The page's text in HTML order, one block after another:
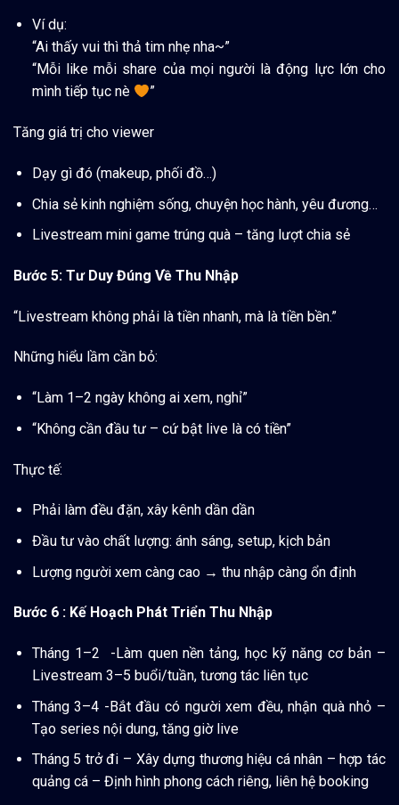
Ví dụ:
“Ai thấy vui thì thả tim nhẹ nha~”
“Mỗi like mỗi share của mọi người là động lực lớn cho
mình tiếp tục nè
”
Tăng giá trị cho viewer
Dạy gì đó (makeup, phối đồ…)
Chia sẻ kinh nghiệm sống, chuyện học hành, yêu đương…
Livestream mini game trúng quà – tăng lượt chia sẻ
Bước 5: Tư Duy Đúng Về Thu Nhập
“Livestream không phải là tiền nhanh, mà là tiền bền.”
Những hiểu lầm cần bỏ:
“Làm 1–2 ngày không ai xem, nghỉ”
“Không cần đầu tư – cứ bật live là có tiền”
Thực tế:
Phải làm đều đặn, xây kênh dần dần
Đầu tư vào chất lượng: ánh sáng, setup, kịch bản
Lượng người xem càng cao → thu nhập càng ổn định
Bước 6 : Kế Hoạch Phát Triển Thu Nhập
Tháng 1–2 -Làm quen nền tảng, học kỹ năng cơ bản –
Livestream 3–5 buổi/tuần, tương tác liên tục
Tháng 3–4 -Bắt đầu có người xem đều, nhận quà nhỏ –
Tạo series nội dung, tăng giờ live
Tháng 5 trở đi – Xây dựng thương hiệu cá nhân – hợp tác
quảng cá – Định hình phong cách riêng, liên hệ booking